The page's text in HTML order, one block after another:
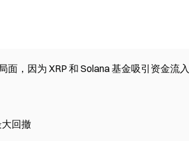
外流推动局面，因为 XRP 和 Solana 基金吸引资金流入
的最大回撤